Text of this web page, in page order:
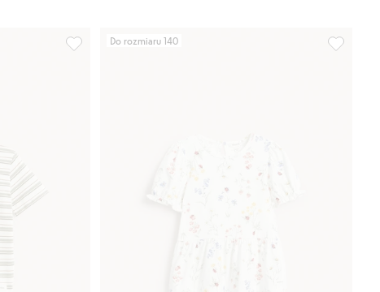
Do rozmiaru 140